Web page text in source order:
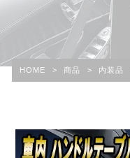
HOME > 商品 > 内装品